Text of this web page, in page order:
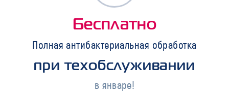
Бесплатно
Полная антибактериальная обработка
при техобслуживании
в январе!